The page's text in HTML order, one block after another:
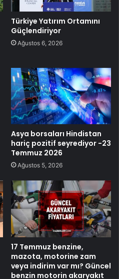
Türkiye Yatırım Ortamını
Güçlendiriyor
Ağustos 6, 2026
Asya borsaları Hindistan
hariç pozitif seyrediyor -23
Temmuz 2026
Ağustos 5, 2026
17 Temmuz benzine,
mazota, motorine zam
veya indirim var mı? Güncel
benzin motorin akaryakıt